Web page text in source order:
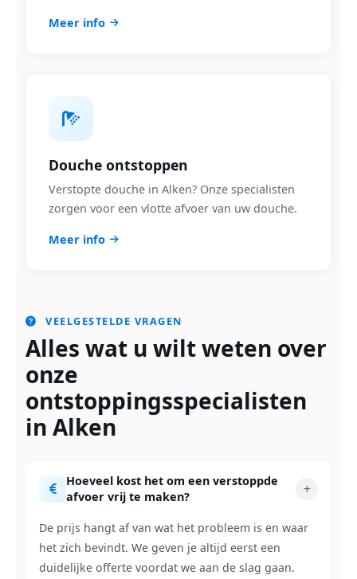
Meer info
Douche ontstoppen
Verstopte douche in Alken? Onze specialisten
zorgen voor een vlotte afvoer van uw douche.
Meer info
VEELGESTELDE VRAGEN
Alles wat u wilt weten over
onze
ontstoppingsspecialisten
in Alken
Hoeveel kost het om een verstoppde
afvoer vrij te maken?
De prijs hangt af van wat het probleem is en waar
het zich bevindt. We geven je altijd eerst een
duidelijke offerte voordat we aan de slag gaan.